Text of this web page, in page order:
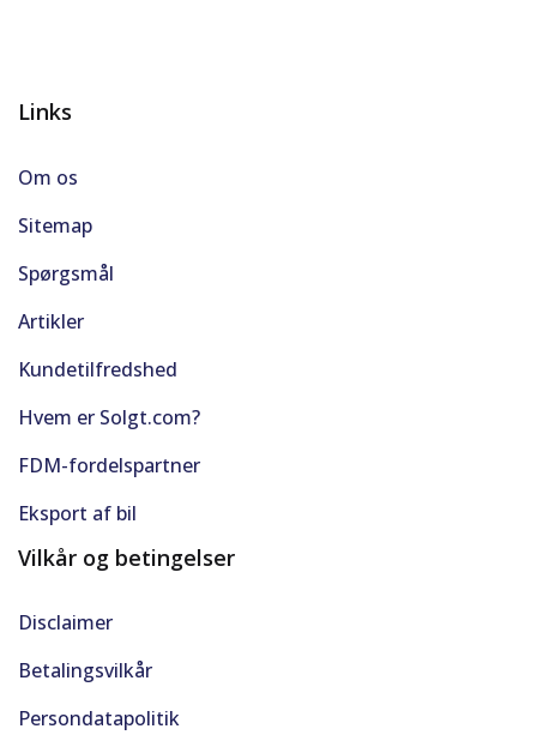
Links
Om os
Sitemap
Spørgsmål
Artikler
Kundetilfredshed
Hvem er Solgt.com?
FDM-fordelspartner
Eksport af bil
Vilkår og betingelser
Disclaimer
Betalingsvilkår
Persondatapolitik